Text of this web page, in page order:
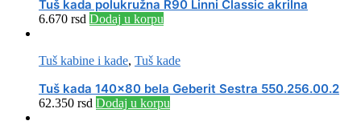
Tuš kada polukružna R90 Linni Classic akrilna
6.670 rsd Dodaj u korpu
Tuš kabine i kade, Tuš kade
Tuš kada 140×80 bela Geberit Sestra 550.256.00.2
62.350 rsd Dodaj u korpu